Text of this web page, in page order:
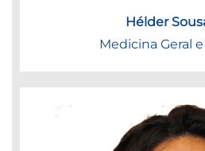
Hélder
Medicina Geral